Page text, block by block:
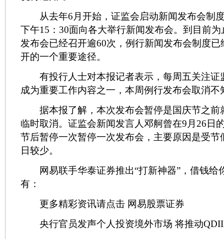
从去年6月开始，证监会启动新闻发布会制
下午15：30面向各大举行新闻发布会。到目前
发布会已经召开逾60次，例行新闻发布会制度
开的一个重要途径。
有投行人士对本报记者表示，每周五关注证
成为重要工作内容之一，本周例行发布会取消
据本报了解，本次发布会暂停是国庆节之前
临时取消。证监会新闻发言人邓舸曾在9月26日
节后暂停一次暂停一次发布会，主要原因是受节
日较少。
网易联手华泰证券推出“打新神器”，借钱给
有：
更多精彩资讯请点击 网易股票证券
央行官员发声个人投资境外市场 将推动